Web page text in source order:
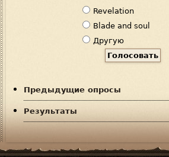
н
т
ы
Revelation
Blade and soul
Другую
Предыдущие опросы
Результаты